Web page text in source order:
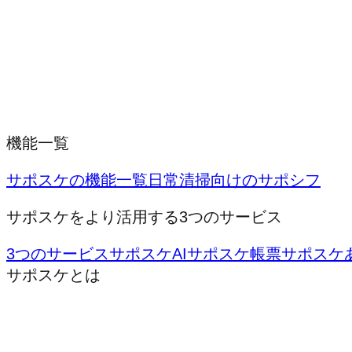
機能一覧
サポスケの機能一覧 日常清掃向けのサポシフ
サポスケをより活用する3つのサービス
3つのサービスサポスケAIサポスケ帳票サポスケ
サポスケとは